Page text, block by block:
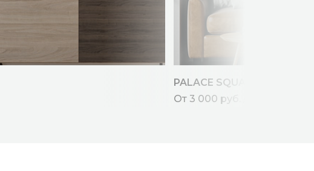
PALACE SQUARE
От 3 000 руб. / кв.м